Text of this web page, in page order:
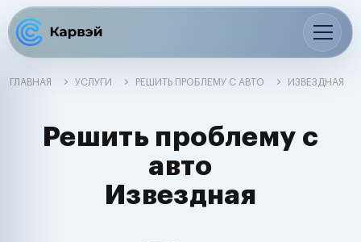
ГЛАВНАЯ УСЛУГИ РЕШИТЬ ПРОБЛЕМУ С АВТО ИЗВЕЗДНАЯ
Решить проблему с
авто
Извездная